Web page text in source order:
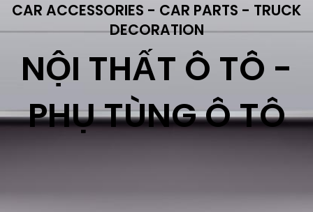
CAR ACCESSORIES - CAR PARTS - TRUCK
DECORATION
NỘI THẤT Ô TÔ -
PHỤ TÙNG Ô TÔ